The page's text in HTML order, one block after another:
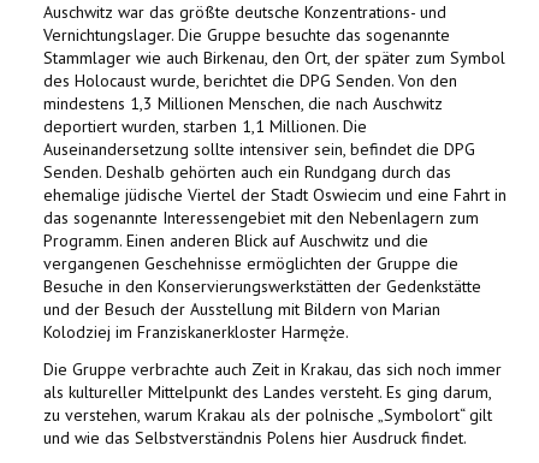
Auschwitz war das größte deutsche Konzentrations- und
Vernichtungslager. Die Gruppe besuchte das sogenannte
Stammlager wie auch Birkenau, den Ort, der später zum Symbol
des Holocaust wurde, berichtet die DPG Senden. Von den
mindestens 1,3 Millionen Menschen, die nach Auschwitz
deportiert wurden, starben 1,1 Millionen. Die
Auseinandersetzung sollte intensiver sein, befindet die DPG
Senden. Deshalb gehörten auch ein Rundgang durch das
ehemalige jüdische Viertel der Stadt Oswiecim und eine Fahrt in
das sogenannte Interessengebiet mit den Nebenlagern zum
Programm. Einen anderen Blick auf Auschwitz und die
vergangenen Geschehnisse ermöglichten der Gruppe die
Besuche in den Konservierungswerkstätten der Gedenkstätte
und der Besuch der Ausstellung mit Bildern von Marian
Kolodziej im Franziskanerkloster Harmęże.
Die Gruppe verbrachte auch Zeit in Krakau, das sich noch immer
als kultureller Mittelpunkt des Landes versteht. Es ging darum,
zu verstehen, warum Krakau als der polnische „Symbolort“ gilt
und wie das Selbstverständnis Polens hier Ausdruck findet.